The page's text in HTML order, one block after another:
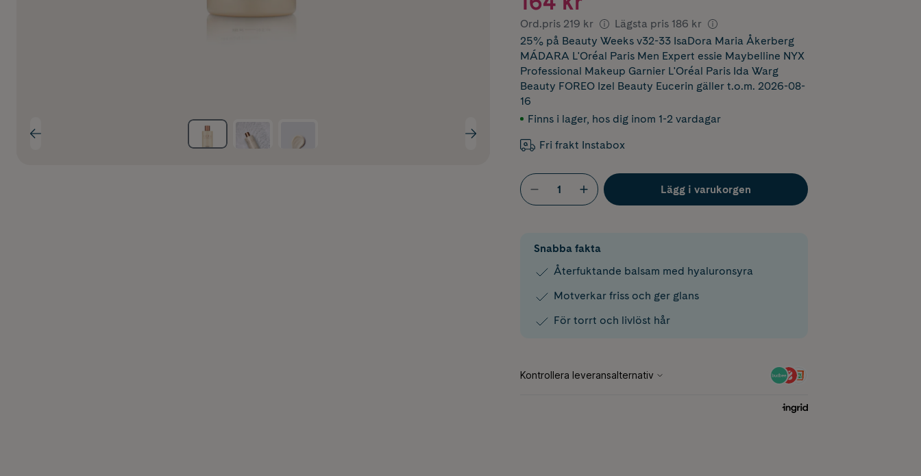
Ord.pris 219 kr Lägsta pris 186 kr
25% på Beauty Weeks v32-33 IsaDora Maria Åkerberg
MÁDARA L'Oréal Paris Men Expert essie Maybelline NYX
Professional Makeup Garnier L'Oréal Paris Ida Warg
Beauty FOREO Izel Beauty Eucerin gäller t.o.m. 2026-08-
16
Finns i lager, hos dig inom 1-2 vardagar
Fri frakt Instabox
Lägg i varukorgen
Snabba fakta
Återfuktande balsam med hyaluronsyra
Motverkar friss och ger glans
För torrt och livlöst hår